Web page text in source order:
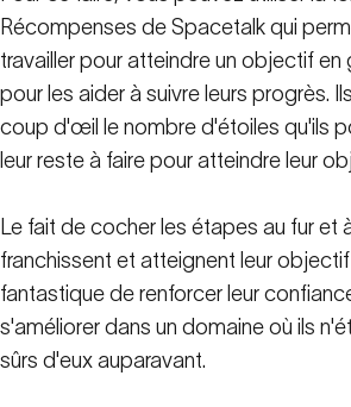
Récompenses de Spacetalk qui
travailler pour atteindre un objectif
pour les aider à suivre leurs progrès.
coup d'œil le nombre d'étoiles qu'ils
leur reste à faire pour atteindre leur
Le fait de cocher les étapes au fur et
franchissent et atteignent leur
fantastique de renforcer leur
s'améliorer dans un domaine où ils
sûrs d'eux auparavant.